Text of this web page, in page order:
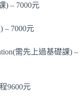
) – 7000元
– 7000元
需先上過基礎課) –
9600元